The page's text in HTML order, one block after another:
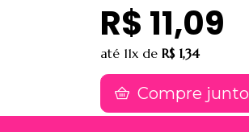
R$ 11,09
até 11x de R$ 1,34
Compre junto